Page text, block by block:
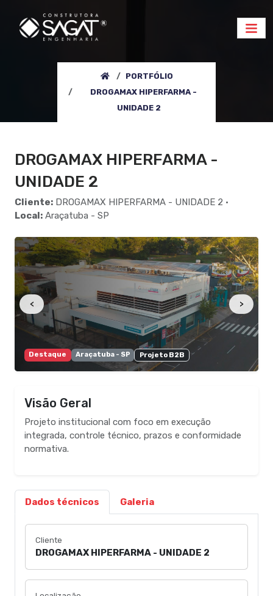
PORTFÓLIO
DROGAMAX HIPERFARMA -
UNIDADE 2
DROGAMAX HIPERFARMA -
UNIDADE 2
Cliente: DROGAMAX HIPERFARMA - UNIDADE 2 •
Local: Araçatuba - SP
< >
Destaque Araçatuba - SP Projeto B2B
Visão Geral
Projeto institucional com foco em execução
integrada, controle técnico, prazos e conformidade
normativa.
Dados técnicos Galeria
Cliente
DROGAMAX HIPERFARMA - UNIDADE 2